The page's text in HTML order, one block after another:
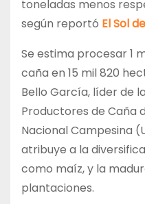
toneladas menos
según reportó El Sol
Se estima procesar 1
caña en 15 mil 820
Bello García, líder de
Productores de Caña
Nacional Campesina
atribuye a la
como maíz, y la
plantaciones.